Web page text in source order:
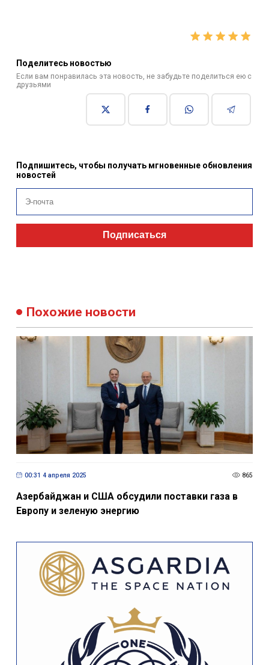
Поделитесь новостью
Если вам понравилась эта новость, не забудьте поделиться ею с
друзьями
Подпишитесь, чтобы получать мгновенные обновления
новостей
Подписаться
Похожие новости
00:31 4 апреля 2025 865
Азербайджан и США обсудили поставки газа в
Европу и зеленую энергию